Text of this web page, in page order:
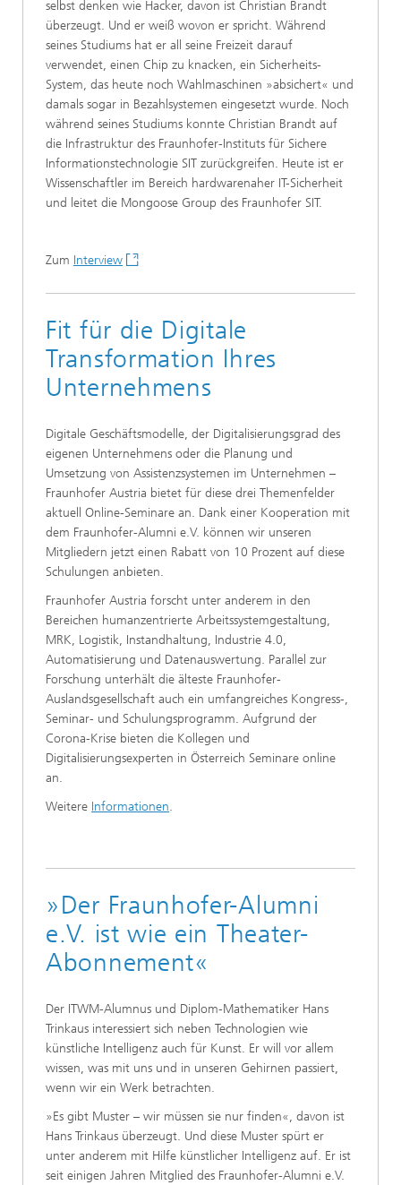
selbst denken wie Hacker, davon ist Christian Brandt
überzeugt. Und er weiß wovon er spricht. Während
seines Studiums hat er all seine Freizeit darauf
verwendet, einen Chip zu knacken, ein Sicherheits-
System, das heute noch Wahlmaschinen »absichert« und
damals sogar in Bezahlsystemen eingesetzt wurde. Noch
während seines Studiums konnte Christian Brandt auf
die Infrastruktur des Fraunhofer-Instituts für Sichere
Informationstechnologie SIT zurückgreifen. Heute ist er
Wissenschaftler im Bereich hardwarenaher IT-Sicherheit
und leitet die Mongoose Group des Fraunhofer SIT.
Zum Interview
Fit für die Digitale
Transformation Ihres
Unternehmens
Digitale Geschäftsmodelle, der Digitalisierungsgrad des
eigenen Unternehmens oder die Planung und
Umsetzung von Assistenzsystemen im Unternehmen –
Fraunhofer Austria bietet für diese drei Themenfelder
aktuell Online-Seminare an. Dank einer Kooperation mit
dem Fraunhofer-Alumni e.V. können wir unseren
Mitgliedern jetzt einen Rabatt von 10 Prozent auf diese
Schulungen anbieten.
Fraunhofer Austria forscht unter anderem in den
Bereichen humanzentrierte Arbeitssystemgestaltung,
MRK, Logistik, Instandhaltung, Industrie 4.0,
Automatisierung und Datenauswertung. Parallel zur
Forschung unterhält die älteste Fraunhofer-
Auslandsgesellschaft auch ein umfangreiches Kongress-,
Seminar- und Schulungsprogramm. Aufgrund der
Corona-Krise bieten die Kollegen und
Digitalisierungsexperten in Österreich Seminare online
an.
Weitere Informationen.
»Der Fraunhofer-Alumni
e.V. ist wie ein Theater-
Abonnement«
Der ITWM-Alumnus und Diplom-Mathematiker Hans
Trinkaus interessiert sich neben Technologien wie
künstliche Intelligenz auch für Kunst. Er will vor allem
wissen, was mit uns und in unseren Gehirnen passiert,
wenn wir ein Werk betrachten.
»Es gibt Muster – wir müssen sie nur finden«, davon ist
Hans Trinkaus überzeugt. Und diese Muster spürt er
unter anderem mit Hilfe künstlicher Intelligenz auf. Er ist
seit einigen Jahren Mitglied des Fraunhofer-Alumni e.V.